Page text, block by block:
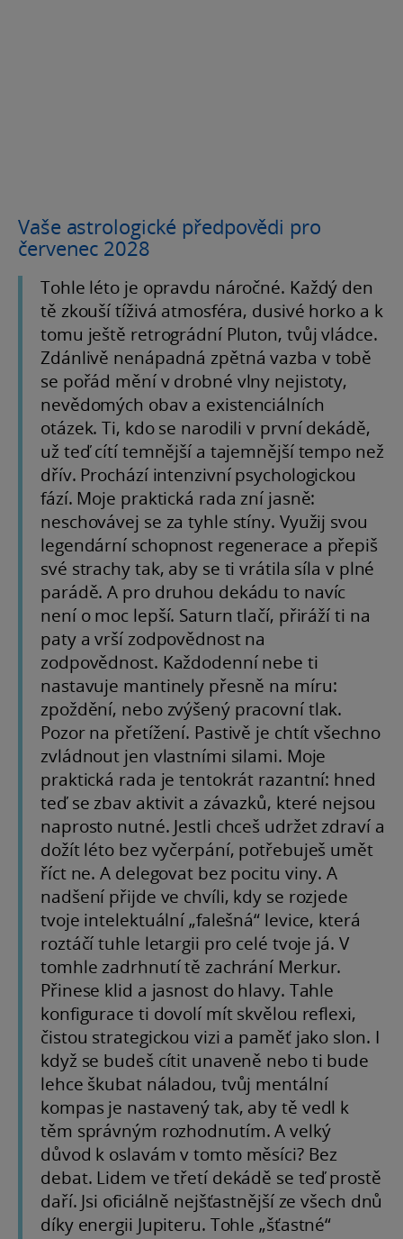
Vaše astrologické předpovědi pro
červenec 2028
Tohle léto je opravdu náročné. Každý den
tě zkouší tíživá atmosféra, dusivé horko a k
tomu ještě retrográdní Pluton, tvůj vládce.
Zdánlivě nenápadná zpětná vazba v tobě
se pořád mění v drobné vlny nejistoty,
nevědomých obav a existenciálních
otázek. Ti, kdo se narodili v první dekádě,
už teď cítí temnější a tajemnější tempo než
dřív. Prochází intenzivní psychologickou
fází. Moje praktická rada zní jasně:
neschovávej se za tyhle stíny. Využij svou
legendární schopnost regenerace a přepiš
své strachy tak, aby se ti vrátila síla v plné
parádě. A pro druhou dekádu to navíc
není o moc lepší. Saturn tlačí, přiráží ti na
paty a vrší zodpovědnost na
zodpovědnost. Každodenní nebe ti
nastavuje mantinely přesně na míru:
zpoždění, nebo zvýšený pracovní tlak.
Pozor na přetížení. Pastivě je chtít všechno
zvládnout jen vlastními silami. Moje
praktická rada je tentokrát razantní: hned
teď se zbav aktivit a závazků, které nejsou
naprosto nutné. Jestli chceš udržet zdraví a
dožít léto bez vyčerpání, potřebuješ umět
říct ne. A delegovat bez pocitu viny. A
nadšení přijde ve chvíli, kdy se rozjede
tvoje intelektuální „falešná“ levice, která
roztáčí tuhle letargii pro celé tvoje já. V
tomhle zadrhnutí tě zachrání Merkur.
Přinese klid a jasnost do hlavy. Tahle
konfigurace ti dovolí mít skvělou reflexi,
čistou strategickou vizi a paměť jako slon. I
když se budeš cítit unaveně nebo ti bude
lehce škubat náladou, tvůj mentální
kompas je nastavený tak, aby tě vedl k
těm správným rozhodnutím. A velký
důvod k oslavám v tomto měsíci? Bez
debat. Lidem ve třetí dekádě se teď prostě
daří. Jsi oficiálně nejšťastnější ze všech dnů
díky energii Jupiteru. Tohle „šťastné“